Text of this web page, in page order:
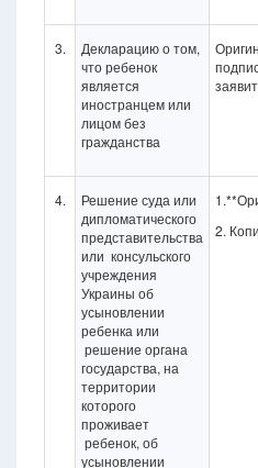
3.
Декларацию о том,
что ребенок
является
иностранцем или
лицом без
гражданства
4.
Решение суда или
дипломатического
представительства
или консульского
учреждения
Украины об
усыновлении
ребенка или
решение органа
государства, на
территории
которого
проживает
ребенок, об
усыновлении
2.